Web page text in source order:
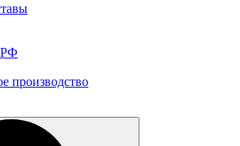
РФ
производство